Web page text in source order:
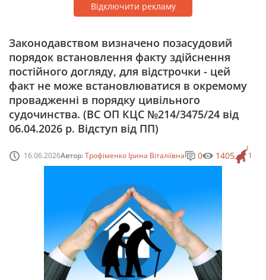
Відключити рекламу
Законодавством визначено позасудовий
порядок встановлення факту здійснення
постійного догляду, для відстрочки - цей
факт не може встановлюватися в окремому
провадженні в порядку цивільного
судочинства. (ВС ОП КЦС №214/3475/24 від
06.04.2026 р. Відступ від ПП)
16.06.2026Автор:Трофіменко Ірина Віталіївна 1
0 1405